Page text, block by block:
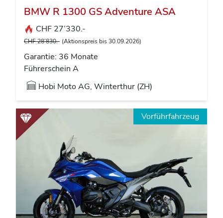
BMW R 1300 GS Adventure ASA
CHF 27’330.-
CHF 28’830.- (Aktionspreis bis 30.09.2026)
Garantie: 36 Monate
Führerschein A
Hobi Moto AG, Winterthur (ZH)
Vorführfahrzeug